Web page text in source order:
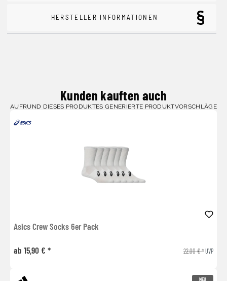
HERSTELLER INFORMATIONEN
Kunden kauften auch
AUFRUND DIESES PRODUKTES GENERIERTE PRODUKTVORSCHLÄGE
Asics Crew Socks 6er Pack
ab 15,90 € * 22,00 € *UVP
NEU